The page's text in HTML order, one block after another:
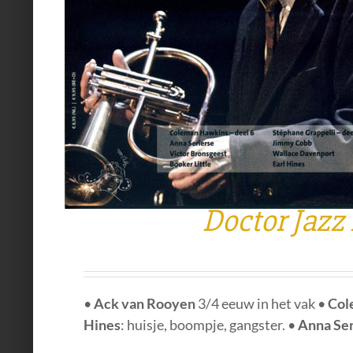
Doctor
•Ack van Rooyen3/4 eeuw in het vak •
Hines: huisje, boompje, gangster. •Anna